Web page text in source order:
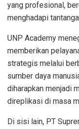
yang profesional,
menghadapi
UNP Academy
memberikan
strategis melalui
sumber daya
diharapkan menjadi
direplikasi di masa
Di sisi lain, PT